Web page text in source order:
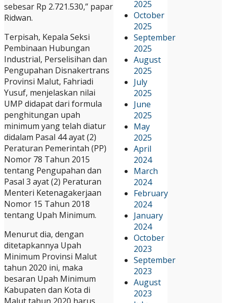
2025
October
2025
September
2025
August
2025
July
2025
June
2025
May
2025
April
2024
March
2024
February
2024
January
2024
October
2023
September
2023
August
2023
sebesar Rp 2.721.530,” papar
Ridwan.
Terpisah, Kepala Seksi
Pembinaan Hubungan
Industrial, Perselisihan dan
Pengupahan Disnakertrans
Provinsi Malut, Fahriadi
Yusuf, menjelaskan nilai
UMP didapat dari formula
penghitungan upah
minimum yang telah diatur
didalam Pasal 44 ayat (2)
Peraturan Pemerintah (PP)
Nomor 78 Tahun 2015
tentang Pengupahan dan
Pasal 3 ayat (2) Peraturan
Menteri Ketenagakerjaan
Nomor 15 Tahun 2018
tentang Upah Minimum.
Menurut dia, dengan
ditetapkannya Upah
Minimum Provinsi Malut
tahun 2020 ini, maka
besaran Upah Minimum
Kabupaten dan Kota di